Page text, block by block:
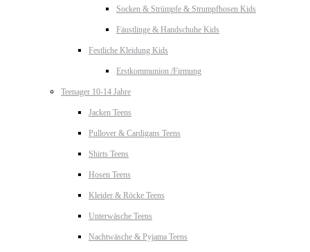
Socken & Strümpfe & Strumpfhosen Kids
Fäustlinge & Handschuhe Kids
Festliche Kleidung Kids
Erstkommunion /Firmung
Teenager 10-14 Jahre
Jacken Teens
Pullover & Cardigans Teens
Shirts Teens
Hosen Teens
Kleider & Röcke Teens
Unterwäsche Teens
Nachtwäsche & Pyjama Teens